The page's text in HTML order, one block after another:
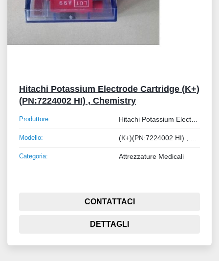
Hitachi Potassium Electrode Cartridge (K+)
(PN:7224002 HI) , Chemistry
Produttore: Hitachi Potassium Electrode Cartridge
Modello:
Categoria: Attrezzature Medicali
CONTATTACI
DETTAGLI